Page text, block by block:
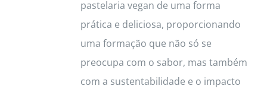
pastelaria vegan de uma forma
prática e deliciosa, proporcionando
uma formação que não só se
preocupa com o sabor, mas também
com a sustentabilidade e o impacto